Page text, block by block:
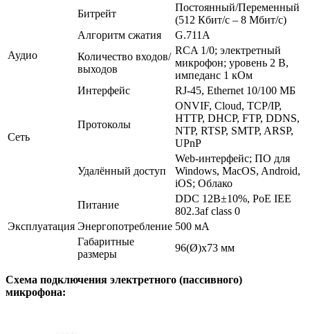
Битрейт
Постоянный/Переменный
(512 Кбит/с – 8 Мбит/с)
Аудио
Алгоритм сжатия
G.711А
Количество входов/
выходов
RCA 1/0; электретный
микрофон; уровень 2 В,
импеданс 1 кОм
Сеть
Интерфейс RJ-45, Ethernet 10/100 МБ
Протоколы
ONVIF, Cloud, TCP/IP,
HTTP, DHCP, FTP, DDNS,
NTP, RTSP, SMTP, ARSP,
UPnP
Удалённый доступ
Web-интерфейс; ПО для
Windows, MacOS, Android,
iOS; Облако
Эксплуатация
Питание
DDC 12В±10%, PoE IEE
802.3af class 0
Энергопотребление 500 мА
Габаритные
размеры
96(Ø)х73 мм
Схема подключения электретного (пассивного)
микрофона: